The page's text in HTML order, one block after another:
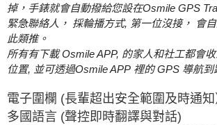
掉，手錶就會自動撥給您設在Osmile GPS
緊急聯絡人， 採輪播方式, 第一位沒接， 會
此類推。
所有有下載Osmile APP, 的家人和社工都會
位置, 並可透過Osmile APP 裡的GPS 導航到
電子圍欄 (長輩超出安全範圍及時通知
多國語言 (聲控即時翻譯與對話)